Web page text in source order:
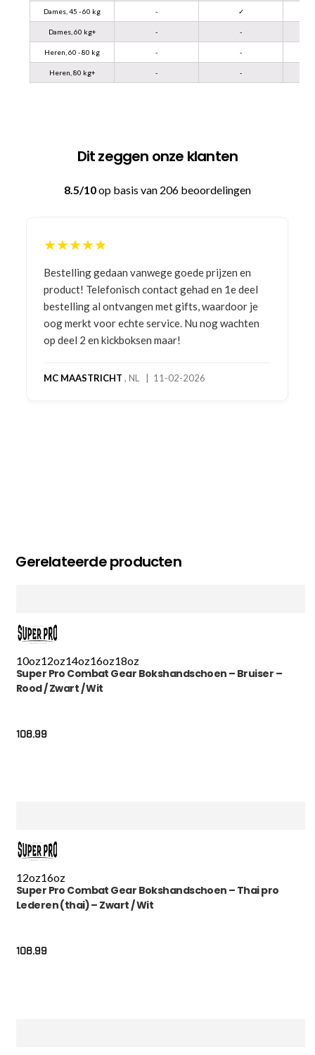
Dames, 45 - 60 kg - ✓
Dames, 60 kg+ - -
Heren, 60 - 80 kg - -
Heren, 80 kg+ - -
Dit zeggen onze klanten
8.5/10op basis van 206 beoordelingen
★★★★★
Bestelling gedaan vanwege goede prijzen en
product! Telefonisch contact gehad en 1e deel
bestelling al ontvangen met gifts, waardoor je
oog merkt voor echte service. Nu nog wachten
op deel 2 en kickboksen maar!
MC MAASTRICHT , NL | 11-02-2026
Gerelateerde producten
10oz12oz14oz16oz18oz
Super Pro Combat Gear Bokshandschoen – Bruiser –
Rood / Zwart / Wit
108.99
12oz16oz
Super Pro Combat Gear Bokshandschoen – Thai pro
Lederen (thai) – Zwart / Wit
108.99